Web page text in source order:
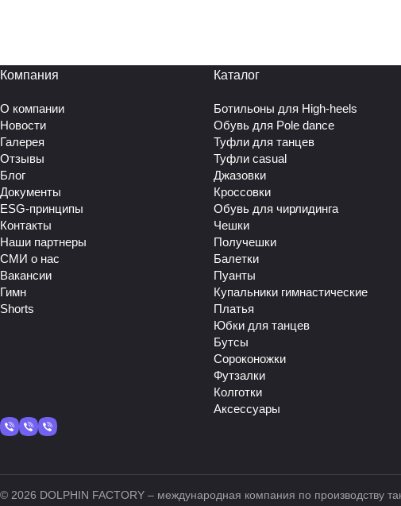
Компания
О компании
Новости
Галерея
Отзывы
Блог
Документы
ESG-принципы
Контакты
Наши партнеры
СМИ о нас
Вакансии
Гимн
Shorts
Каталог
Ботильоны для High-heels
Обувь для Pole dance
Туфли для танцев
Туфли casual
Джазовки
Кроссовки
Обувь для чирлидинга
Чешки
Получешки
Балетки
Пуанты
Купальники гимнастические
Платья
Юбки для танцев
Бутсы
Сороконожки
Футзалки
Колготки
Аксессуары
© 2026 DOLPHIN FACTORY – международная компания по производству